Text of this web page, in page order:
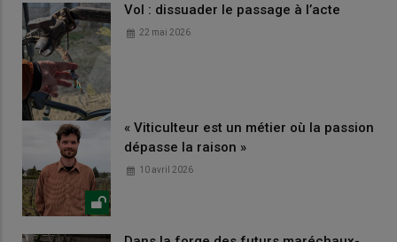
Vol : dissuader le passage à l’acte
22 mai 2026
« Viticulteur est un métier où la passion
dépasse la raison »
10 avril 2026